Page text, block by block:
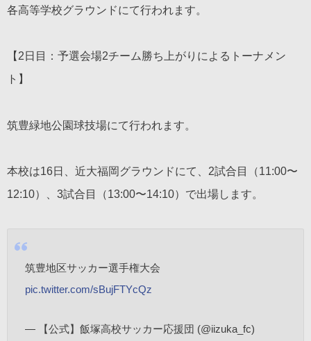
各高等学校グラウンドにて行われます。
【2日目：予選会場2チーム勝ち上がりによるトーナメン
ト】
筑豊緑地公園球技場にて行われます。
本校は16日、近大福岡グラウンドにて、2試合目（11:00〜
12:10）、3試合目（13:00〜14:10）で出場します。
筑豊地区サッカー選手権大会
pic.twitter.com/sBujFTYcQz
— 【公式】飯塚高校サッカー応援団 (@iizuka_fc)